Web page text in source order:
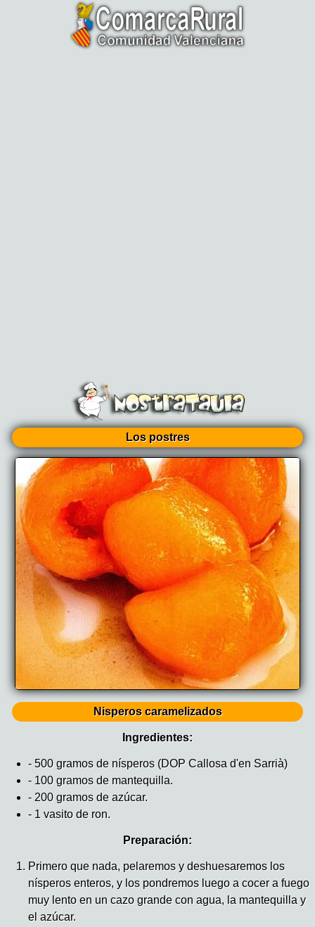
Los postres
Nisperos caramelizados
Ingredientes:
- 500 gramos de nísperos (DOP Callosa d'en Sarrià)
- 100 gramos de mantequilla.
- 200 gramos de azúcar.
- 1 vasito de ron.
Preparación:
Primero que nada, pelaremos y deshuesaremos los
nísperos enteros, y los pondremos luego a cocer a fuego
muy lento en un cazo grande con agua, la mantequilla y
el azúcar.